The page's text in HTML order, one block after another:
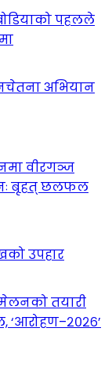
पहलले
अभियान
वीरगञ्ज
बृहत् छलफल
उपहार
तयारी